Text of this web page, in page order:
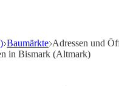
Baumärkte Adressen und
in Bismark (Altmark)